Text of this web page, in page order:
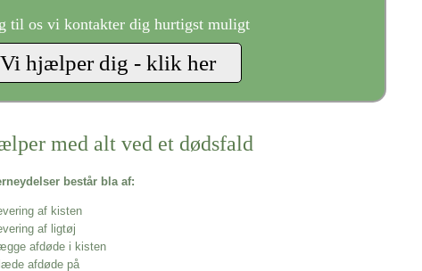
til os vi kontakter dig hurtigst muligt
med alt ved et dødsfald
består bla af:
af kisten
af ligtøj
afdøde i kisten
afdøde på